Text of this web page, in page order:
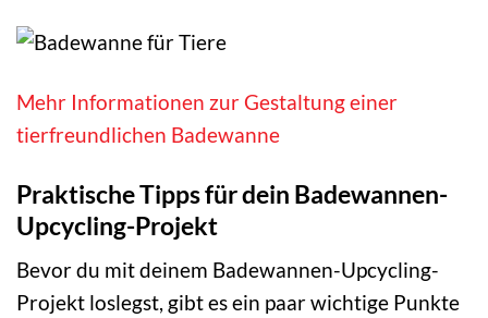
Mehr Informationen zur Gestaltung einer
tierfreundlichen Badewanne
Praktische Tipps für dein Badewannen-
Upcycling-Projekt
Bevor du mit deinem Badewannen-Upcycling-
Projekt loslegst, gibt es ein paar wichtige Punkte